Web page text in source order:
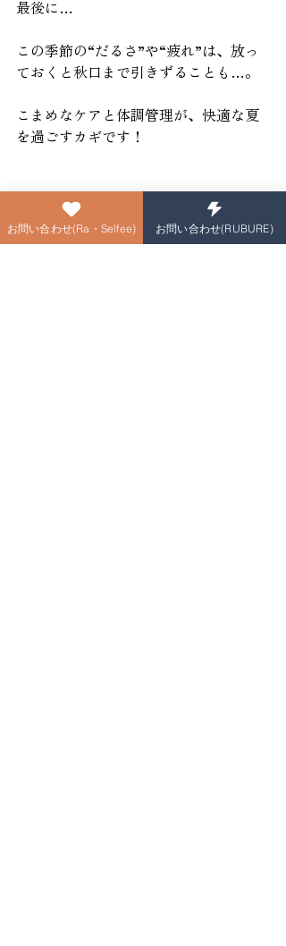
最後に…
この季節の“だるさ”や“疲れ”は、放っ
ておくと秋口まで引きずることも…。
こまめなケアと体調管理が、快適な夏
を過ごすカギです！
ぜひ、リンパマッサージで心も体もス
ッキリ整えてみてくださいね(^^)/
お問い合わせ(Ra・Selfee) お問い合わせ(RUBURE)